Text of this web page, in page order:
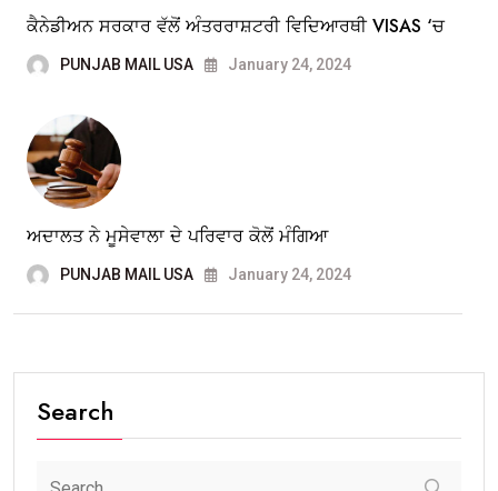
ਕੈਨੇਡੀਅਨ ਸਰਕਾਰ ਵੱਲੋਂ ਅੰਤਰਰਾਸ਼ਟਰੀ ਵਿਦਿਆਰਥੀ VISAS ‘ਚ
PUNJAB MAIL USA January 24, 2024
ਅਦਾਲਤ ਨੇ ਮੂਸੇਵਾਲਾ ਦੇ ਪਰਿਵਾਰ ਕੋਲੋਂ ਮੰਗਿਆ
PUNJAB MAIL USA January 24, 2024
Search